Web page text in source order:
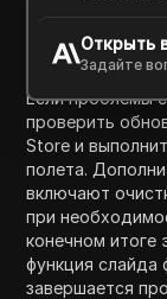
Открыть
Задайте
слайдом
доступа к
содержит
Если проблемы
проверить
Store и
полета.
включают
при
конечном итоге
функция слайда
завершается